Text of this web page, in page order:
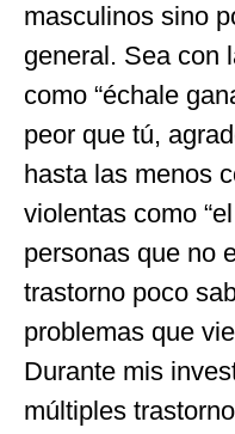
masculinos sino
general. Sea con
como “échale
peor que tú,
hasta las menos
violentas como
personas que no
trastorno poco
problemas que
Durante mis
múltiples